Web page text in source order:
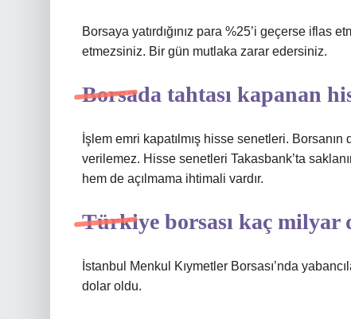
Borsaya yatırdığınız para %25’i geçerse iflas
etmezsiniz. Bir gün mutlaka zarar edersiniz.
Borsada tahtası kapanan
İşlem emri kapatılmış hisse senetleri.
verilemez. Hisse senetleri Takasbank’ta
hem de açılmama ihtimali vardır.
Türkiye borsası kaç milyar
İstanbul Menkul Kıymetler Borsası’nda
dolar oldu.